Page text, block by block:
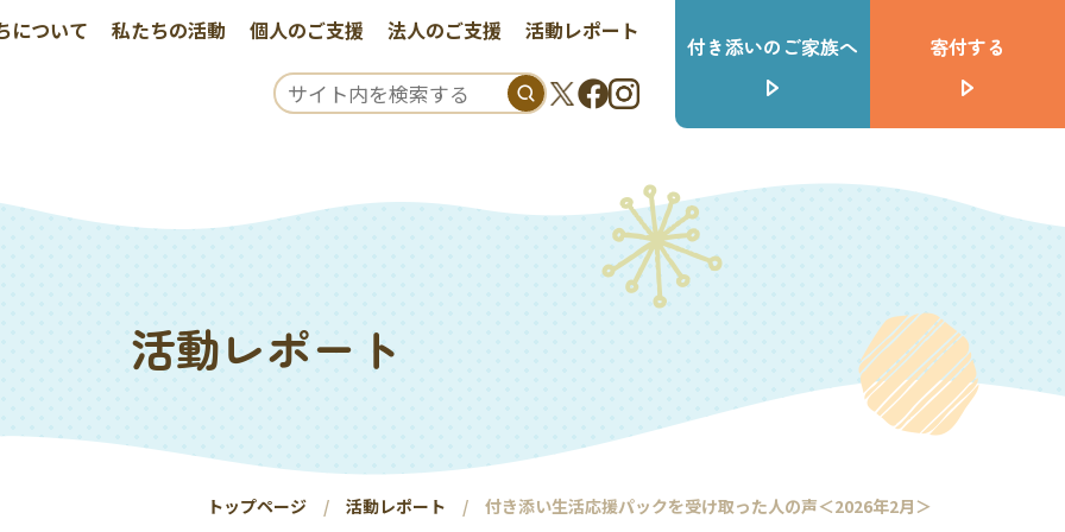
について 私たちの活動 個人のご支援 法人のご支援 活動レポート
付き添いのご家族へ 寄付する
活動レポート
トップページ 活動レポート 付き添い生活応援パックを受け取った人の声＜2026年2月＞